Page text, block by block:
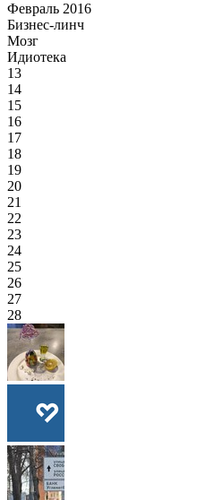
Февраль 2016
Бизнес-линч
Мозг
Идиотека
13
14
15
16
17
18
19
20
21
22
23
24
25
26
27
28